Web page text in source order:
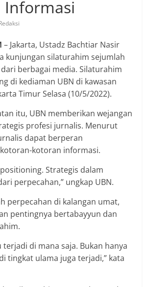
Informasi
– Jakarta, Ustadz Bachtiar Nasir
kunjungan silaturahim sejumlah
berbagai media. Silaturahim
di kediaman UBN di kawasan
Timur Selasa (10/5/2022).
itu, UBN memberikan wejangan
profesi jurnalis. Menurut
dapat berperan
kotoran informasi.
Strategis dalam
perpecahan,” ungkap UBN.
perpecahan di kalangan umat,
pentingnya bertabayyun dan
terjadi di mana saja. Bukan hanya
tingkat ulama juga terjadi,” kata